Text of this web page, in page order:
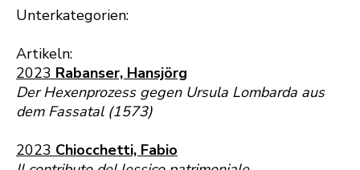
Unterkategorien:
Artikeln:
2023 Rabanser, Hansjörg
Der Hexenprozess gegen Ursula Lombarda aus
dem Fassatal (1573)
2023 Chiocchetti, Fabio